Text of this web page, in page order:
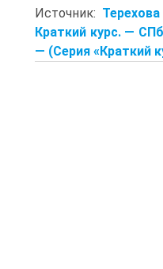
Источник:
Краткий курс. —
— (Серия «Краткий